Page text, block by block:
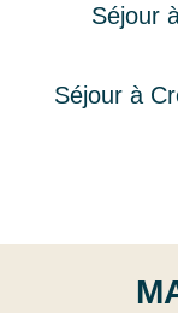
Séjour
Séjour à